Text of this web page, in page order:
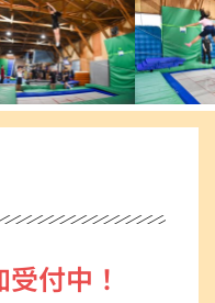
付中！